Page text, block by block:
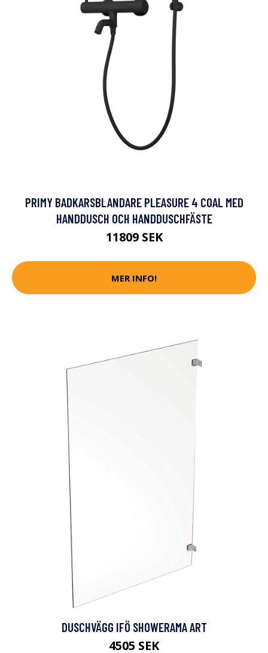
PRIMY BADKARSBLANDARE PLEASURE 4 COAL MED
HANDDUSCH OCH HANDDUSCHFÄSTE
11809 SEK
MER INFO!
DUSCHVÄGG IFÖ SHOWERAMA ART
4505 SEK